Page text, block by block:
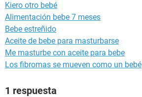
Kiero otro bebé
Alimentación bebe 7 meses
Bebe estreñido
Aceite de bebe para masturbarse
Me masturbe con aceite para bebe
Los fibromas se mueven como un bebé
1 respuesta